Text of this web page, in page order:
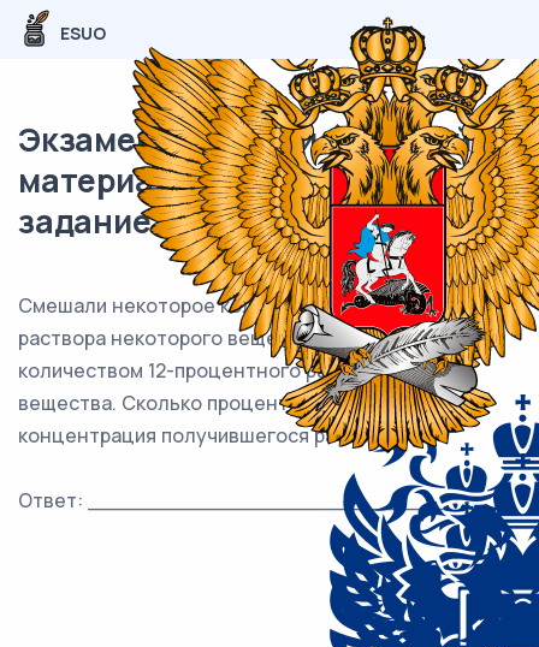
ESUO
Экзаменационный (типовой)
материал ЕГЭ / профиль / 10
задание (24) / 75
Смешали некоторое количество 18-процентного
раствора некоторого вещества с таким же
количеством 12-процентного раствора этого
вещества. Сколько процентов составляет
концентрация получившегося раствора?
Ответ: ___________________________.